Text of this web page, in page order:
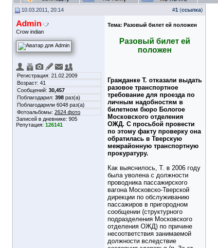
10.03.2011, 20:14 #1 (ссылка)
Admin
Crow indian
Регистрация: 21.02.2009
Возраст: 41
Сообщений: 30,457
Поблагодарил: 398 раз(а)
Поблагодарили 6048 раз(а)
Фотоальбомы: 2624 фото
Записей в дневнике: 905
Репутация: 126141
Тема: Разовый билет ей положен
Разовый билет ей
положен
Гражданке Т. отказали выдать
разовое транспортное
требование для проезда по
личным надобностям в
билетном бюро Бологое
Московского отделения
ОЖД. С просьбой провести
по этому факту проверку она
обратилась в Тверскую
межрайонную транспортную
прокуратуру.
Как выяснилось, Т. в 2006 году
была уволена с должности
проводника пассажирского
вагона Московско-Тверской
дирекции по обслуживанию
пассажиров в пригородном
сообщении (структурного
подразделения Московского
отделения ОЖД) по причине
несоответствия занимаемой
должности вследствие